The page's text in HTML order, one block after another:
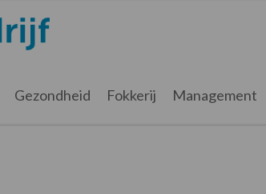
Gezondheid Fokkerij Management